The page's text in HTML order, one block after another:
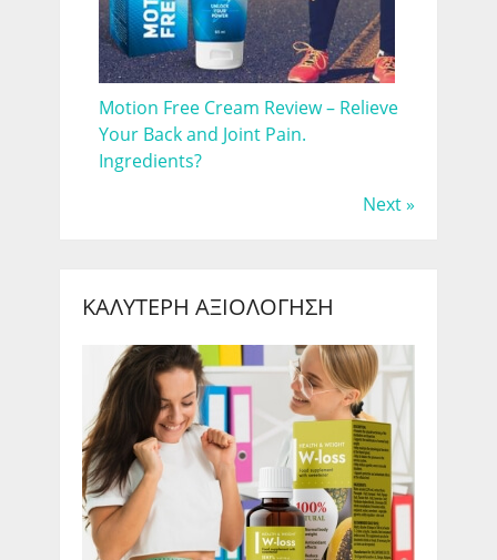
Motion Free Cream Review – Relieve
Your Back and Joint Pain.
Ingredients?
Next »
ΚΑΛΎΤΕΡΗ ΑΞΙΟΛΌΓΗΣΗ